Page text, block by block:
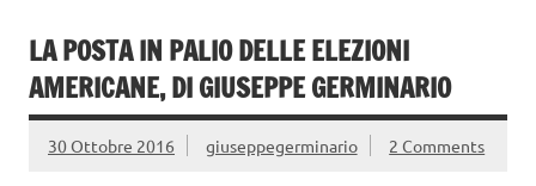
LA POSTA IN PALIO DELLE ELEZIONI
AMERICANE, DI GIUSEPPE GERMINARIO
30 Ottobre 2016 giuseppegerminario 2 Comments